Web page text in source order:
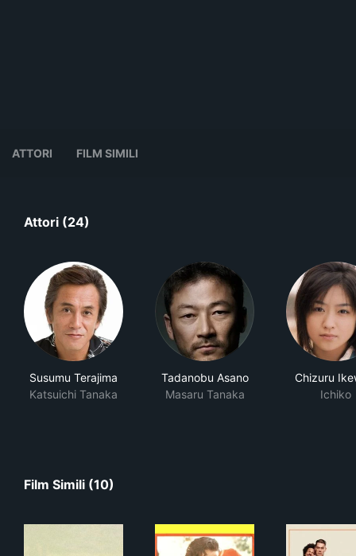
ATTORI FILM SIMILI
Attori (24)
Susumu Terajima
Katsuichi Tanaka
Tadanobu Asano
Masaru Tanaka
Chizuru
Ichiko
Film Simili (10)